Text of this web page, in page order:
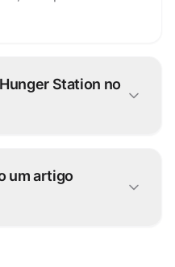
Station no
os outros canais.
um artigo